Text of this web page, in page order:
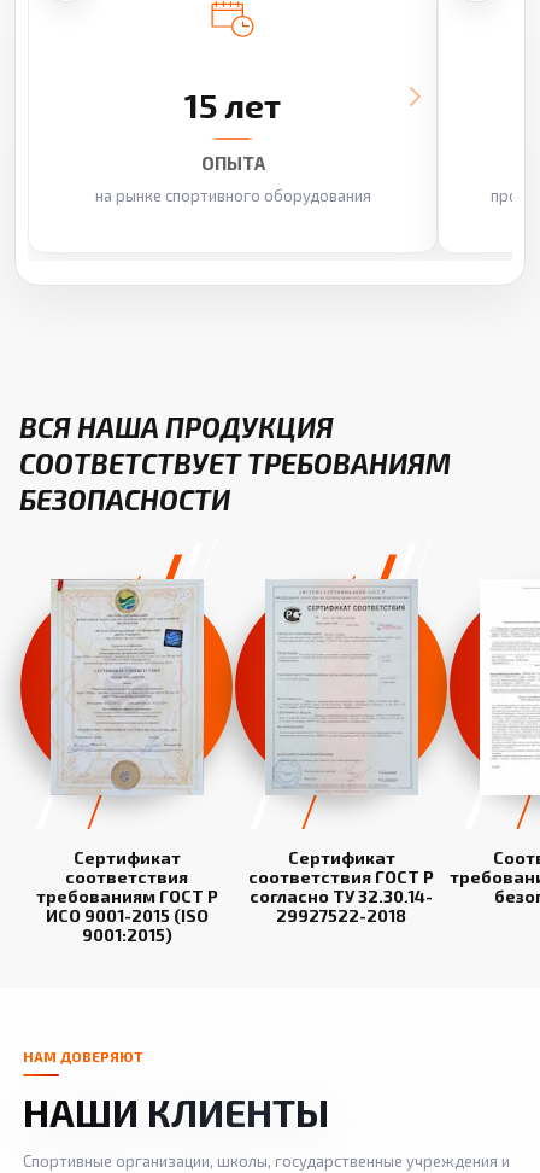
15 лет
ОПЫТА
на рынке спортивного оборудования
ВСЯ НАША ПРОДУКЦИЯ
СООТВЕТСТВУЕТ ТРЕБОВАНИЯМ
БЕЗОПАСНОСТИ
Сертификат
соответствия
требованиям ГОСТ Р
ИСО 9001-2015 (ISO
9001:2015)
Сертификат
соответствия ГОСТ Р
согласно ТУ 32.30.14-
29927522-2018
НАМ ДОВЕРЯЮТ
НАШИ КЛИЕНТЫ
Спортивные организации, школы, государственные учреждения и